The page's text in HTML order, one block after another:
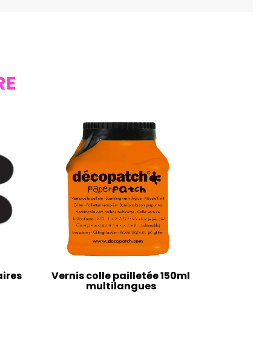
Vernis colle pailletée 150ml
multilangues